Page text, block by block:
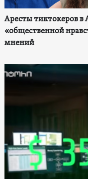
Аресты тиктокеров
«общественной
мнений